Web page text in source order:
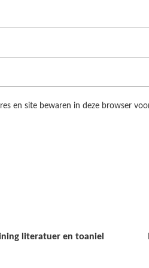
en site bewaren in deze browser
literatuer en toaniel